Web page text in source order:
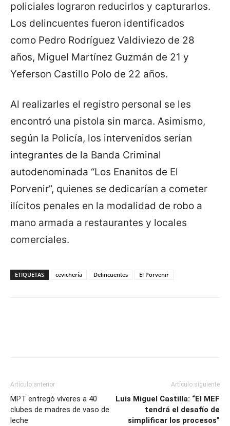
policiales lograron reducirlos y capturarlos.
Los delincuentes fueron identificados
como Pedro Rodríguez Valdiviezo de 28
años, Miguel Martínez Guzmán de 21 y
Yeferson Castillo Polo de 22 años.
Al realizarles el registro personal se les
encontró una pistola sin marca. Asimismo,
según la Policía, los intervenidos serían
integrantes de la Banda Criminal
autodenominada “Los Enanitos de El
Porvenir”, quienes se dedicarían a cometer
ilícitos penales en la modalidad de robo a
mano armada a restaurantes y locales
comerciales.
ETIQUETAS cevichería Delincuentes El Porvenir
Artículo anterior
MPT entregó víveres a 40
clubes de madres de vaso de
leche
Artículo siguiente
Luis Miguel Castilla: “El MEF
tendrá el desafío de
simplificar los procesos”